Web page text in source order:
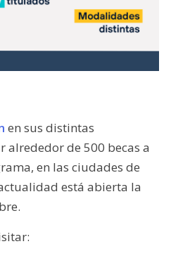
en sus distintas
alrededor de 500 becas a
en las ciudades de
está abierta la